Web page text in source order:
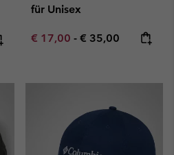
für Unisex
Minimum sale price:
€ 17,00 - Maximum price:
€ 35,00